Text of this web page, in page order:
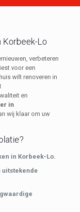
Korbeek-Lo
verbeteren
voor een
wilt renoveren in
en
in
wij klaar om uw
in Korbeek-Lo.